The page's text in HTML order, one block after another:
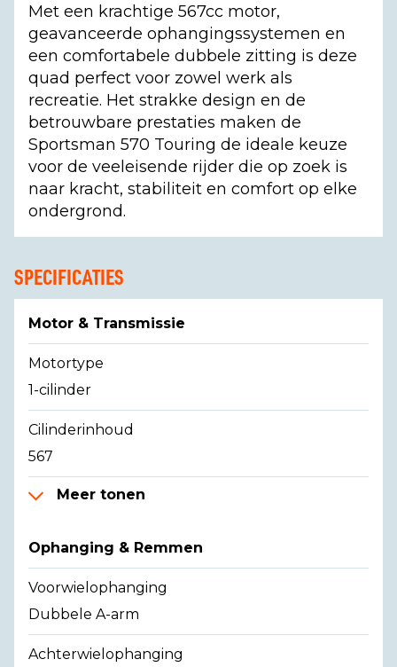
Met een krachtige 567cc motor,
geavanceerde ophangingssystemen en
een comfortabele dubbele zitting is deze
quad perfect voor zowel werk als
recreatie. Het strakke design en de
betrouwbare prestaties maken de
Sportsman 570 Touring de ideale keuze
voor de veeleisende rijder die op zoek is
naar kracht, stabiliteit en comfort op elke
ondergrond.
SPECIFICATIES
Motor & Transmissie
Motortype
1-cilinder
Cilinderinhoud
567
Meer tonen
Ophanging & Remmen
Voorwielophanging
Dubbele A-arm
Achterwielophanging